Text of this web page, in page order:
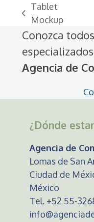
previous
post:
Tablet
Mockup
Conozca
Agencia de
¿Dónde
Agencia de
Lomas de San
Ciudad de
México
Tel. +52 55-